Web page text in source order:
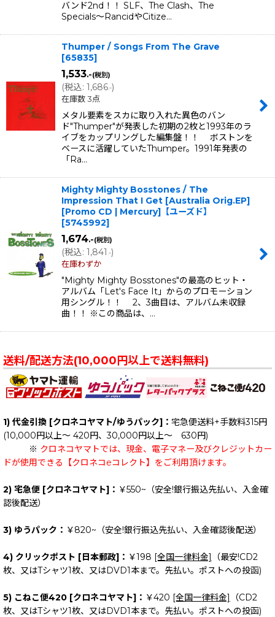
バンド2nd！！ SLF、The Clash、The
Specials〜RancidやCitize…
Thumper / Songs From The Grave
[65835]
1,533.-(税別)
(税込: 1,686.-)
在庫数 3点
メタル要素をスカに取り入れた異色のバン
ド"Thumper"が発表した初期の2枚と1993年のラ
イブをカップリングした編集盤！！ ボストンを
ベースに活躍していたThumper。1991年発表の
「Ra…
Mighty Mighty Bosstones / The
Impression That I Get [Australia Orig.EP]
[Promo CD | Mercury]【ユーズド】
[5745992]
1,674.-(税別)
(税込: 1,841.-)
在庫わずか
"Mighty Mighty Bosstones"の最高のヒット・
アルバム「Let's Face It」からのプロモーション
用シングル！！ 2、3曲目は、アルバム未収録
曲！！ ※この商品は、…
送料/配送方法(10,000円以上で送料無料)
1) 代金引換 [クロネコヤマト/ゆうパック]： 宅急便送料+手数料315円
(10,000円以上～ 420円、30,000円以上～ 630円)
※ クロネコヤマトでは、現金、電子マネー及びクレジットカー
ドが使用できる【クロネコeコレクト】をご利用頂けます。
2) 宅急便 [クロネコヤマト]： ￥550~（安全!銀行振込先払い、入金確
認後配送）
3) ゆうパック： ￥820~（安全!銀行振込先払い、入金確認後配送）
4) クリックポスト [日本郵政]： ￥198 [全国一律料金]
（最安!CD2
枚、又はTシャツ1枚、又はDVD1本まで。先払い。ポストへの投函)
5) こねこ便420 [クロネコヤマト]： ￥420 [全国一律料金]
（CD2
枚、又はTシャツ1枚、又はDVD1本まで。先払い。ポストへの投函)